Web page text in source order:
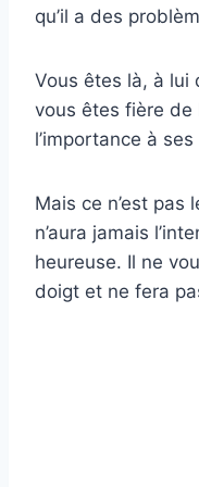
qu’il a des
Vous êtes là, à lui
vous êtes fière de
l’importance à ses
Mais ce n’est pas
n’aura jamais
heureuse. Il ne
doigt et ne fera